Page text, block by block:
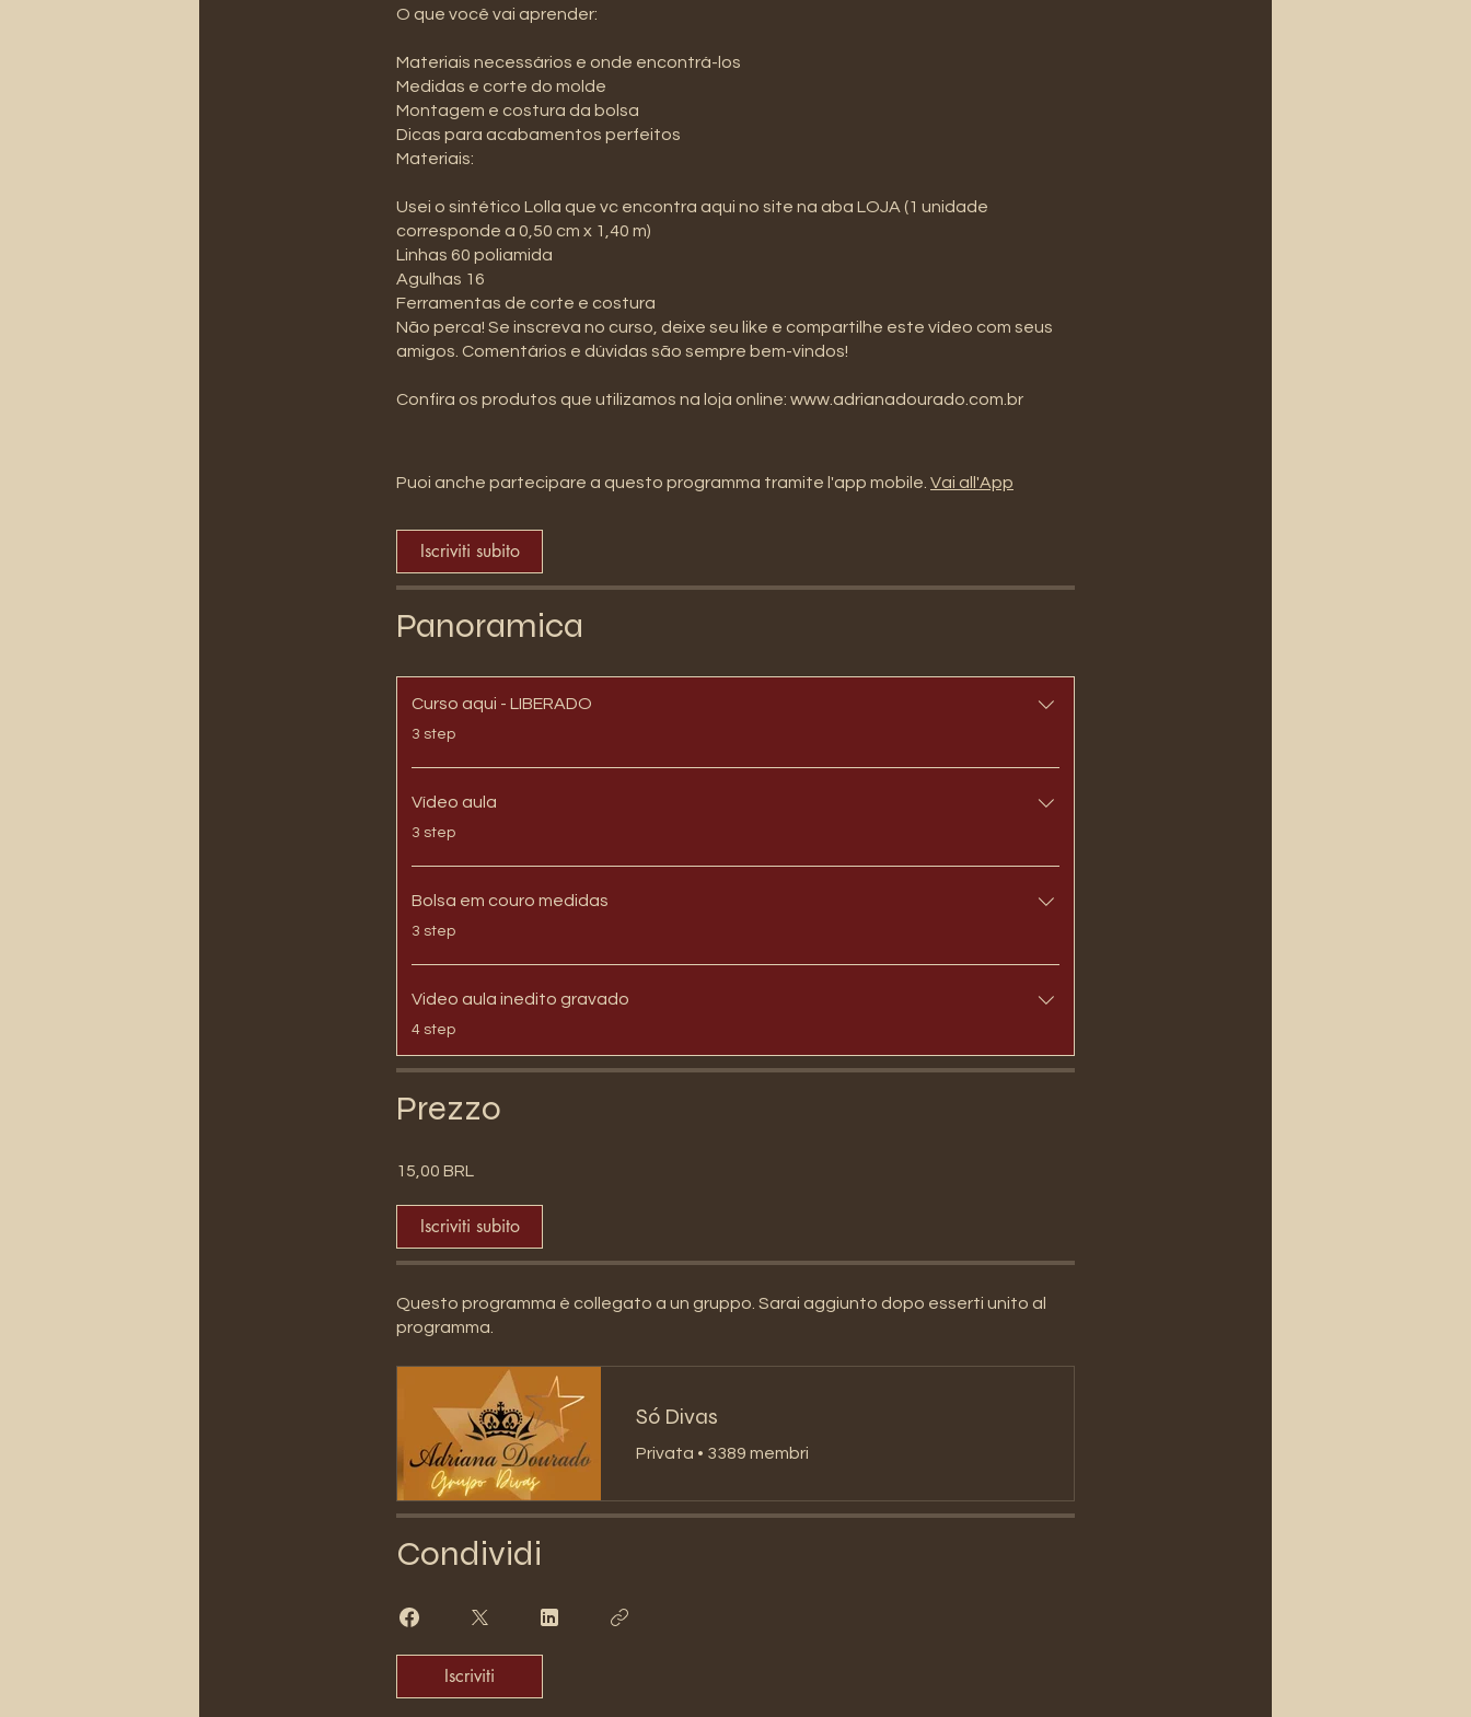
O que você vai aprender:
Materiais necessários e onde encontrá-los
Medidas e corte do molde
Montagem e costura da bolsa
Dicas para acabamentos perfeitos
Materiais:
Usei o sintético Lolla que vc encontra aqui no site na aba LOJA (1 unidade
corresponde a 0,50 cm x 1,40 m)
Linhas 60 poliamida
Agulhas 16
Ferramentas de corte e costura
Não perca! Se inscreva no curso, deixe seu like e compartilhe este vídeo com seus
amigos. Comentários e dúvidas são sempre bem-vindos!
Confira os produtos que utilizamos na loja online: www.adrianadourado.com.br
Puoi anche partecipare a questo programma tramite l'app mobile. Vai all'App
Iscriviti subito
Panoramica
Curso aqui - LIBERADO
.3 step
Vídeo aula
.3 step
Bolsa em couro medidas
.3 step
Video aula inedito gravado
.
4 step
Prezzo
15,00 BRL
Iscriviti subito
Questo programma è collegato a un gruppo. Sarai aggiunto dopo esserti unito al
programma.
Só Divas
Privata • 3389 membri
Condividi
Iscriviti